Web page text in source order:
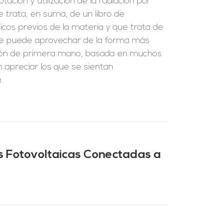
trata, en suma, de un libro de
previos de la materia y que trata de
puede aprovechar de la forma más
de primera mano, basada en muchos
apreciar los que se sientan
Fotovoltaicas Conectadas a